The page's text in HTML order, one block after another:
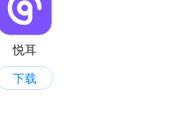
悦耳
下载